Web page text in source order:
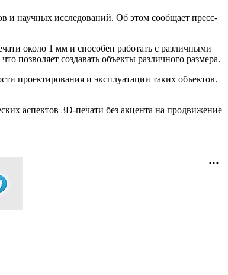
и научных исследований. Об этом сообщает пресс-
около 1 мм и способен работать с различными
позволяет создавать объекты различного размера.
проектирования и эксплуатации таких объектов.
аспектов 3D-печати без акцента на продвижение